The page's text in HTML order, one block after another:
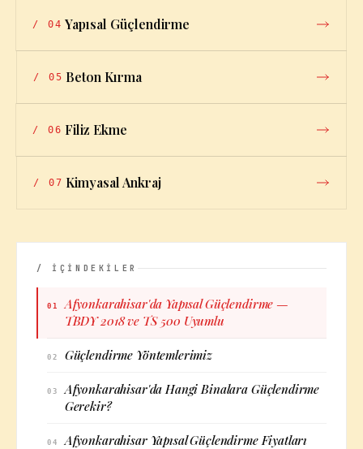
/ 04 Yapısal Güçlendirme
/ 05 Beton Kırma
/ 06 Filiz Ekme
/ 07 Kimyasal Ankraj
/ İÇİNDEKİLER
01
Afyonkarahisar'da Yapısal Güçlendirme —
TBDY 2018 ve TS 500 Uyumlu
02 Güçlendirme Yöntemlerimiz
03
Afyonkarahisar'da Hangi Binalara Güçlendirme
Gerekir?
04 Afyonkarahisar Yapısal Güçlendirme Fiyatları